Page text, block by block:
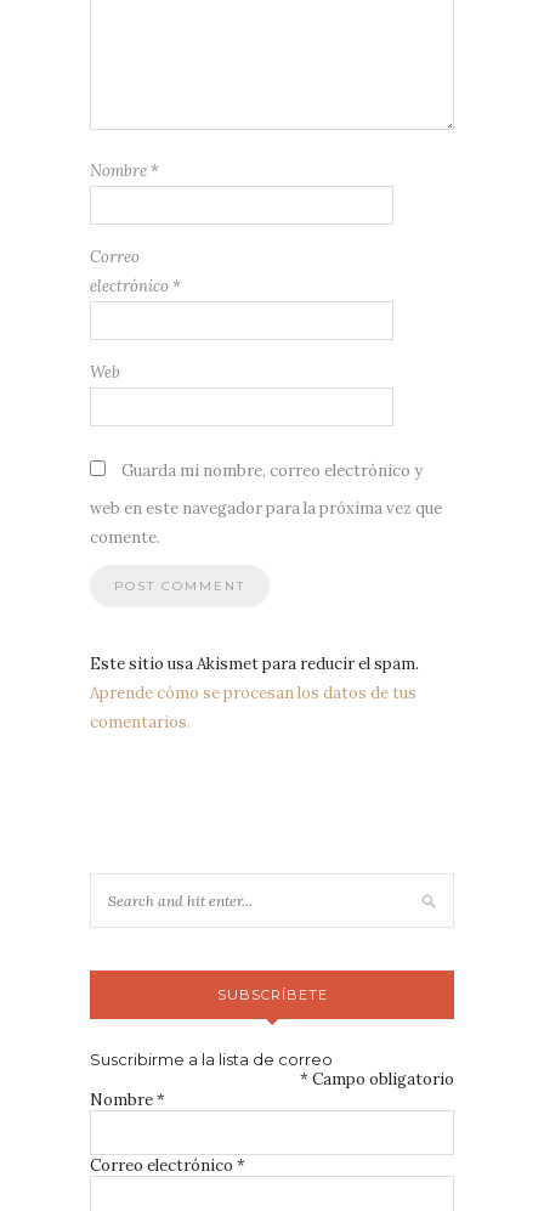
Nombre *
Correo
electrónico *
Web
Guarda mi nombre, correo electrónico y
web en este navegador para la próxima vez que
comente.
Este sitio usa Akismet para reducir el spam.
Aprende cómo se procesan los datos de tus
comentarios.
SUBSCRÍBETE
Suscribirme a la lista de correo
* Campo obligatorio
Nombre*
Correo electrónico *